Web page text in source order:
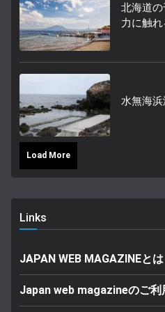
北海道
力に触れ
水無海浜
Load More
Links
JAPAN WEB MAGAZINEとは
Japan web magazineのご利